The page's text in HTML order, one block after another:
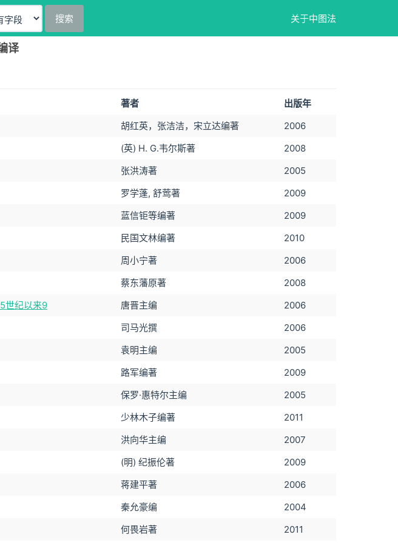
搜索 关于中图法
译
著者
出版年
胡红英，张洁洁，宋立达编著
2006
(英) H. G.韦尔斯著
2008
张洪涛著
2005
罗学蓬, 舒莺著
2009
蓝信钜等编著
2009
民国文林编著
2010
周小宁著
2006
蔡东藩原著
2008
世纪以来9 唐晋主编
2006
司马光撰
2006
袁明主编
2005
路军编著
2009
保罗·惠特尔主编
2005
少林木子编著
2011
洪向华主编
2007
(明) 纪振伦著
2009
蒋建平著
2006
秦允豪编
2004
何畏岩著 2011